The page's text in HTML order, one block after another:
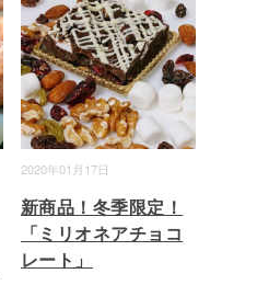
2020年01月17日
新商品！冬季限定！
「ミリオネアチョコ
レート」